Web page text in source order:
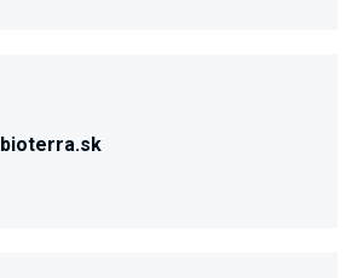
bioterra.sk